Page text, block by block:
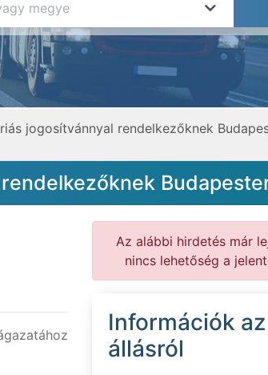
jogosítvánnyal rendelkezőknek
Az alábbi hirdetés már
nincs lehetőség a
Információk az
állásról